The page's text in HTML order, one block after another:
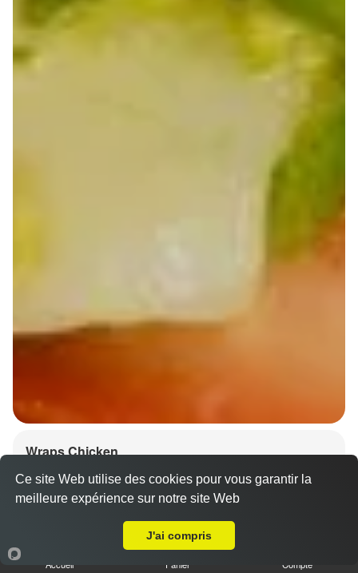
Wraps Chicken
8.50 €
Accueil Panier Compte
Ce site Web utilise des cookies pour vous garantir la
meilleure expérience sur notre site Web
J'ai compris